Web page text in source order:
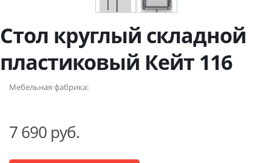
Стол круглый складной
пластиковый Кейт 116
Мебельная фабрика:
7 690 руб.